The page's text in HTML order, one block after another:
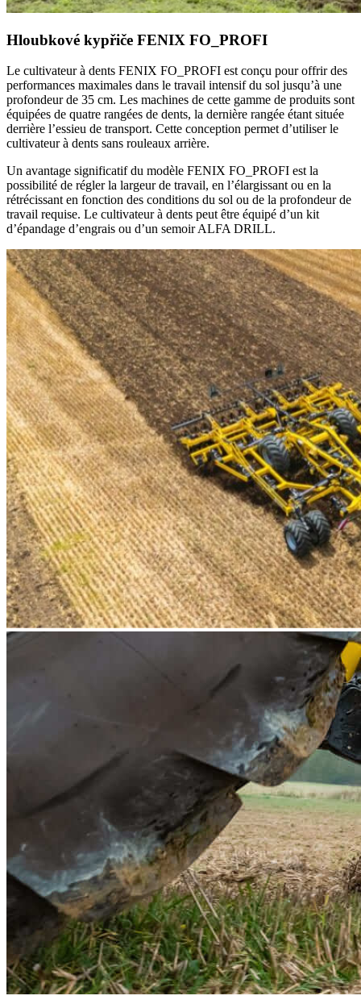
Hloubkové kypřiče FENIX FO_PROFI
Le cultivateur à dents FENIX FO_PROFI est conçu pour offrir des
performances maximales dans le travail intensif du sol jusqu’à une
profondeur de 35 cm. Les machines de cette gamme de produits sont
équipées de quatre rangées de dents, la dernière rangée étant située
derrière l’essieu de transport. Cette conception permet d’utiliser le
cultivateur à dents sans rouleaux arrière.
Un avantage significatif du modèle FENIX FO_PROFI est la
possibilité de régler la largeur de travail, en l’élargissant ou en la
rétrécissant en fonction des conditions du sol ou de la profondeur de
travail requise. Le cultivateur à dents peut être équipé d’un kit
d’épandage d’engrais ou d’un semoir ALFA DRILL.